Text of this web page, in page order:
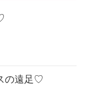
の遠足♡